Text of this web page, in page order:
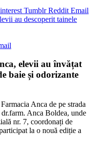
Tumblr Reddit Email
elevii au învățat
baie și odorizante
Anca de pe strada
Anca Boldea, unde
nr. 7, coordonați de
la o nouă ediție a